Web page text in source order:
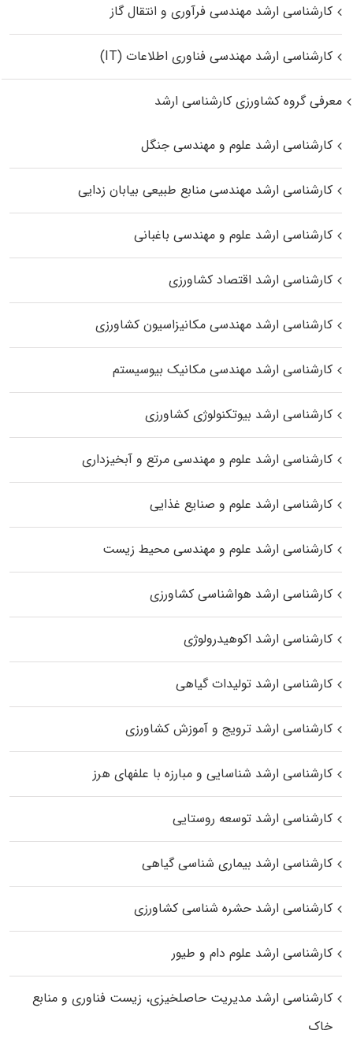
کارشناسی ارشد مهندسی فرآوری و انتقال گاز
کارشناسی ارشد مهندسی فناوری اطلاعات (IT)
معرفی گروه کشاورزی کارشناسی ارشد
کارشناسی ارشد علوم و مهندسی جنگل
کارشناسی ارشد مهندسی منابع طبیعی بیابان زدایی
کارشناسی ارشد علوم و مهندسی باغبانی
کارشناسی ارشد اقتصاد کشاورزی
کارشناسی ارشد مهندسی مکانیزاسیون کشاورزی
کارشناسی ارشد مهندسی مکانیک بیوسیستم
کارشناسی ارشد بیوتکنولوژی کشاورزی
کارشناسی ارشد علوم و مهندسی مرتع و آبخیزداری
کارشناسی ارشد علوم و صنایع غذایی
کارشناسی ارشد علوم و مهندسی محیط زیست
کارشناسی ارشد هواشناسی کشاورزی
کارشناسی ارشد اکوهیدرولوژی
کارشناسی ارشد تولیدات گیاهی
کارشناسی ارشد ترویج و آموزش کشاورزی
کارشناسی ارشد شناسایی و مبارزه با علفهای هرز
کارشناسی ارشد توسعه روستایی
کارشناسی ارشد بیماری‌ شناسی گیاهی
کارشناسی ارشد حشره‌ شناسی کشاورزی
کارشناسی ارشد علوم دام و طیور
کارشناسی ارشد مدیریت حاصلخیزی، زیست فناوری و منابع
خاک